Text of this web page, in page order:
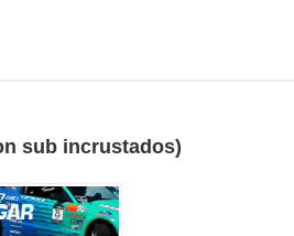
sub incrustados)